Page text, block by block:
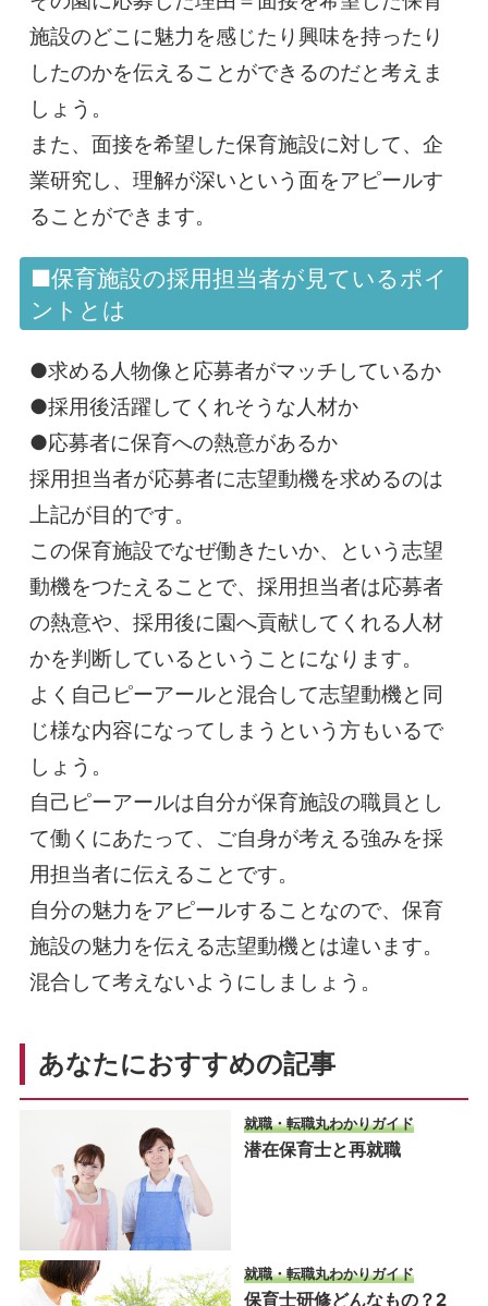
施設のどこに魅力を感じたり興味を持ったり
したのかを伝えることができるのだと考えま
しょう。
また、面接を希望した保育施設に対して、企
業研究し、理解が深いという面をアピールす
ることができます。
■保育施設の採用担当者が見ているポイ
ントとは
●求める人物像と応募者がマッチしているか
●採用後活躍してくれそうな人材か
●応募者に保育への熱意があるか
採用担当者が応募者に志望動機を求めるのは
上記が目的です。
この保育施設でなぜ働きたいか、という志望
動機をつたえることで、採用担当者は応募者
の熱意や、採用後に園へ貢献してくれる人材
かを判断しているということになります。
よく自己ピーアールと混合して志望動機と同
じ様な内容になってしまうという方もいるで
しょう。
自己ピーアールは自分が保育施設の職員とし
て働くにあたって、ご自身が考える強みを採
用担当者に伝えることです。
自分の魅力をアピールすることなので、保育
施設の魅力を伝える志望動機とは違います。
混合して考えないようにしましょう。
あなたにおすすめの記事
就職・転職丸わかりガイド
潜在保育士と再就職
就職・転職丸わかりガイド
保育士研修どんなもの？2